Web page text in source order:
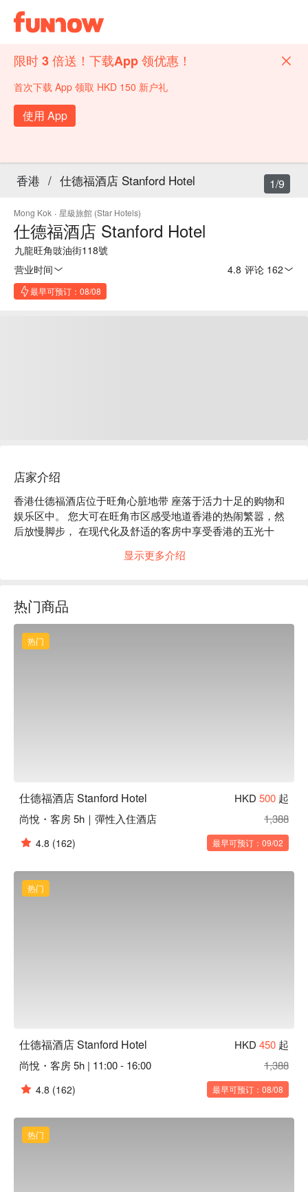
限时 3 倍送！下载App 领优惠！
首次下载 App 领取 HKD 150 新户礼
使用 App
香港 / 仕德福酒店 Stanford Hotel
Mong Kok · 星級旅館 (Star Hotels)
仕德福酒店 Stanford Hotel
九龍旺角豉油街118號
营业时间
4.8 评论 162
最早可预订：08/08
1/9
店家介绍
香港仕德福酒店位于旺角心脏地带 座落于活力十足的购物和
娱乐区中。 您大可在旺角市区感受地道香港的热闹繁嚣，然
后放慢脚步， 在现代化及舒适的客房中享受香港的五光十
化及观光热点例如 " 女人街 "、 " 波鞋街 "。庙街夜市等热点也
显示更多介绍
热门商品
热门
仕德福酒店 Stanford Hotel HKD 500 起
尚悅・客房 5h｜彈性入住酒店
1,388
4.8 (162) 最早可预订：09/02
热门
仕德福酒店 Stanford Hotel HKD 450 起
尚悅・客房 5h | 11:00 - 16:00
1,388
4.8 (162) 最早可预订：08/08
热门